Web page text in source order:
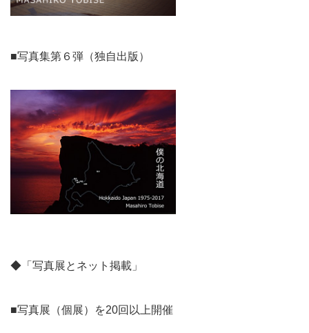
■写真集第６弾（独自出版）
◆「写真展とネット掲載」
■写真展（個展）を20回以上開催